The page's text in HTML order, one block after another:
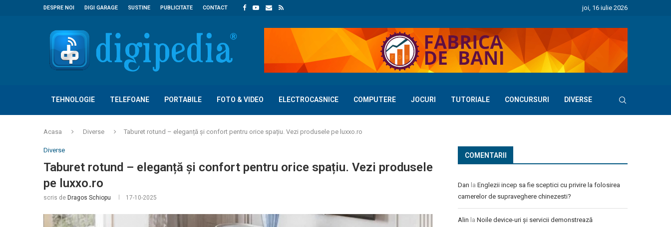
DESPRE NOI DIGI GARAGE SUSTINE PUBLICITATE CONTACT joi, 16 iulie 2026
TEHNOLOGIE TELEFOANE PORTABILE FOTO & VIDEO ELECTROCASNICE COMPUTERE JOCURI TUTORIALE CONCURSURI DIVERSE
Acasa Diverse Taburet rotund – eleganță și confort pentru orice spațiu. Vezi produsele pe luxxo.ro
Diverse
Taburet rotund – eleganță și confort pentru orice spațiu. Vezi produsele
pe luxxo.ro
scris de Dragos Schiopu 17-10-2025
COMENTARII
Dan la Englezii incep sa fie sceptici cu privire la folosirea
camerelor de supraveghere chinezesti?
Alin la Noile device-uri și servicii demonstrează